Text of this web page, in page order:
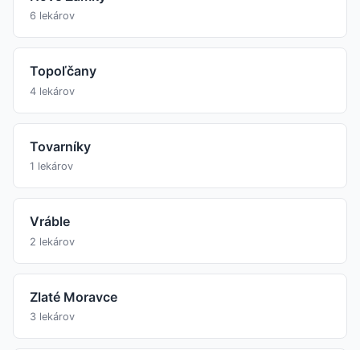
6 lekárov
Topoľčany
4 lekárov
Tovarníky
1 lekárov
Vráble
2 lekárov
Zlaté Moravce
3 lekárov